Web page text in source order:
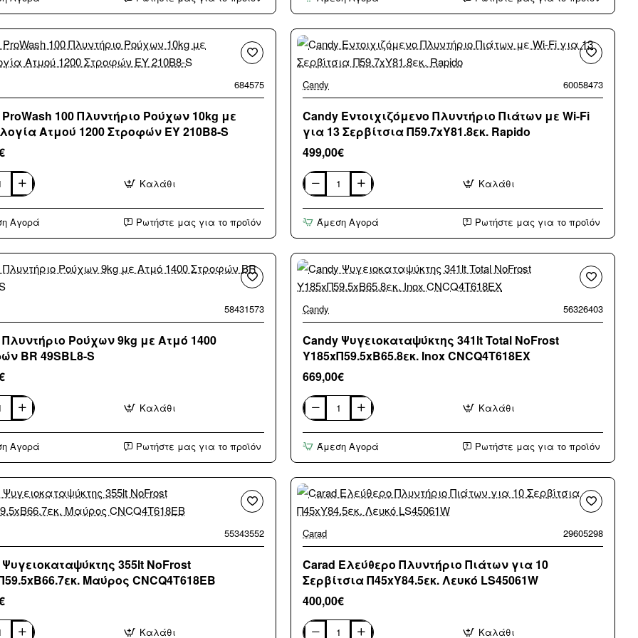
Φούρνος
άνω
Πάγκου
70lt
Κεραμικές
Εστίες
Π59.5εκ.
Μαύρος
684575
100 Πλυντήριο Ρούχων 10kg με
Ατμού 1200 Στροφών EY 210B8-S
Καλάθι
Αγορά Ρωτήστε μας για το προϊόν
Candy 60058473
Candy Εντοιχιζόμενο Πλυντήριο Πιάτων με Wi-Fi
για 13 Σερβίτσια Π59.7xY81.8εκ. Rapido
499,00€
Candy
Εντοιχιζόμενο
Πλυντήριο
Πιάτων
Fi
για
13
Σερβίτσια
Rapido
Καλάθι
Άμεση Αγορά Ρωτήστε μας για το προϊόν
58431573
Πλυντήριο Ρούχων 9kg με Ατμό 1400
BR 49SBL8-S
Καλάθι
Αγορά Ρωτήστε μας για το προϊόν
Candy 56326403
Candy Ψυγειοκαταψύκτης 341lt Total NoFrost
Υ185xΠ59.5xΒ65.8εκ. Inox CNCQ4T618EX
669,00€
Candy
Ψυγειοκαταψύκτης
341lt
Total
Inox
CNCQ4T618EX
Καλάθι
Άμεση Αγορά Ρωτήστε μας για το προϊόν
55343552
355lt NoFrost
Μαύρος CNCQ4T618EB
Καλάθι
Carad 29605298
Carad Ελεύθερο Πλυντήριο Πιάτων για 10
Σερβίτσια Π45xY84.5εκ. Λευκό LS45061W
400,00€
Καλάθι